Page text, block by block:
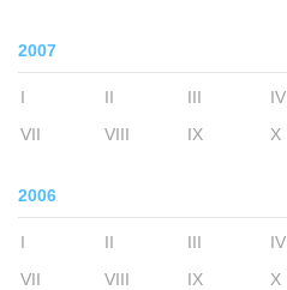
2007
I II III IV
VII
VIII IX X
2006
I II III IV
VII
VIII IX X